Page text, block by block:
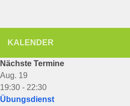
KALENDER
Nächste Termine
Aug. 19
19:30 - 22:30
Übungsdienst